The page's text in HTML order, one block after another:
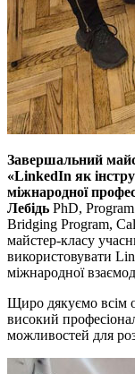
Завершальний
«LinkedIn як
міжнародної
Лебідь PhD,
Bridging Program,
майстер-класу
використовувати
міжнародної
Щиро дякуємо всім
високий
можливостей для